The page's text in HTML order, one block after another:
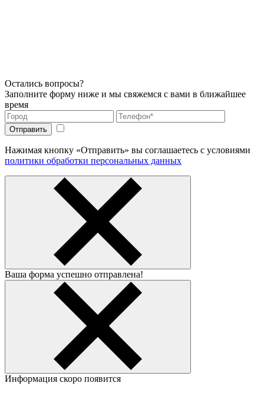
Остались вопросы?
Заполните форму ниже и мы свяжемся с вами в ближайшее
время
Нажимая кнопку «Отправить» вы соглашаетесь с условиями
политики обработки персональных данных
Ваша форма успешно отправлена!
Информация скоро появится